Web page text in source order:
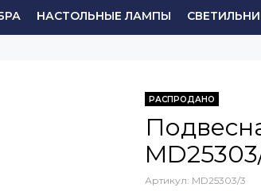
НАСТОЛЬНЫЕ ЛАМПЫ
РАСПРОДАНО
Артикул: MD25303/3